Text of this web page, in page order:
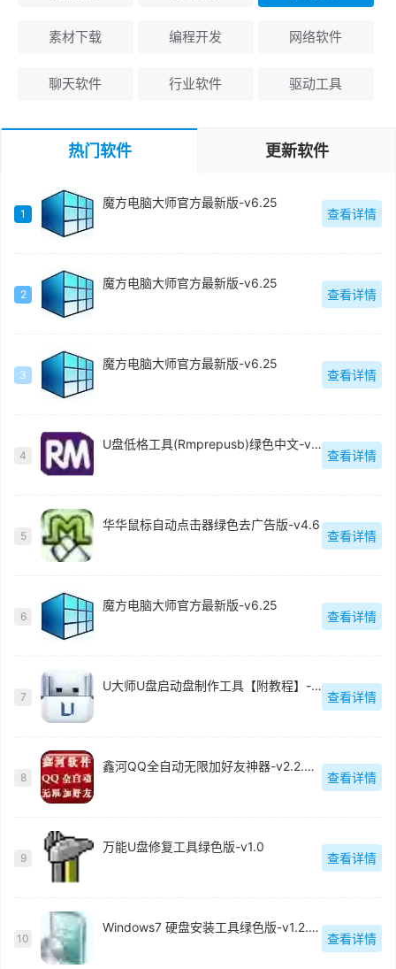
素材下载 编程开发 网络软件
聊天软件 行业软件 驱动工具
热门软件 更新软件
1
魔方电脑大师官方最新版-v6.25
查看详情
2
魔方电脑大师官方最新版-v6.25
查看详情
3
魔方电脑大师官方最新版-v6.25
查看详情
4
U盘低格工具(Rmprepusb)绿色中文-v2.1.744
查看详情
5
华华鼠标自动点击器绿色去广告版-v4.6
查看详情
6
魔方电脑大师官方最新版-v6.25
查看详情
7
U大师U盘启动盘制作工具【附教程】-v【】
查看详情
8
鑫河QQ全自动无限加好友神器-v2.2.3.6
查看详情
9
万能U盘修复工具绿色版-v1.0
查看详情
10
Windows7 硬盘安装工具绿色版-v1.2.0.62
查看详情